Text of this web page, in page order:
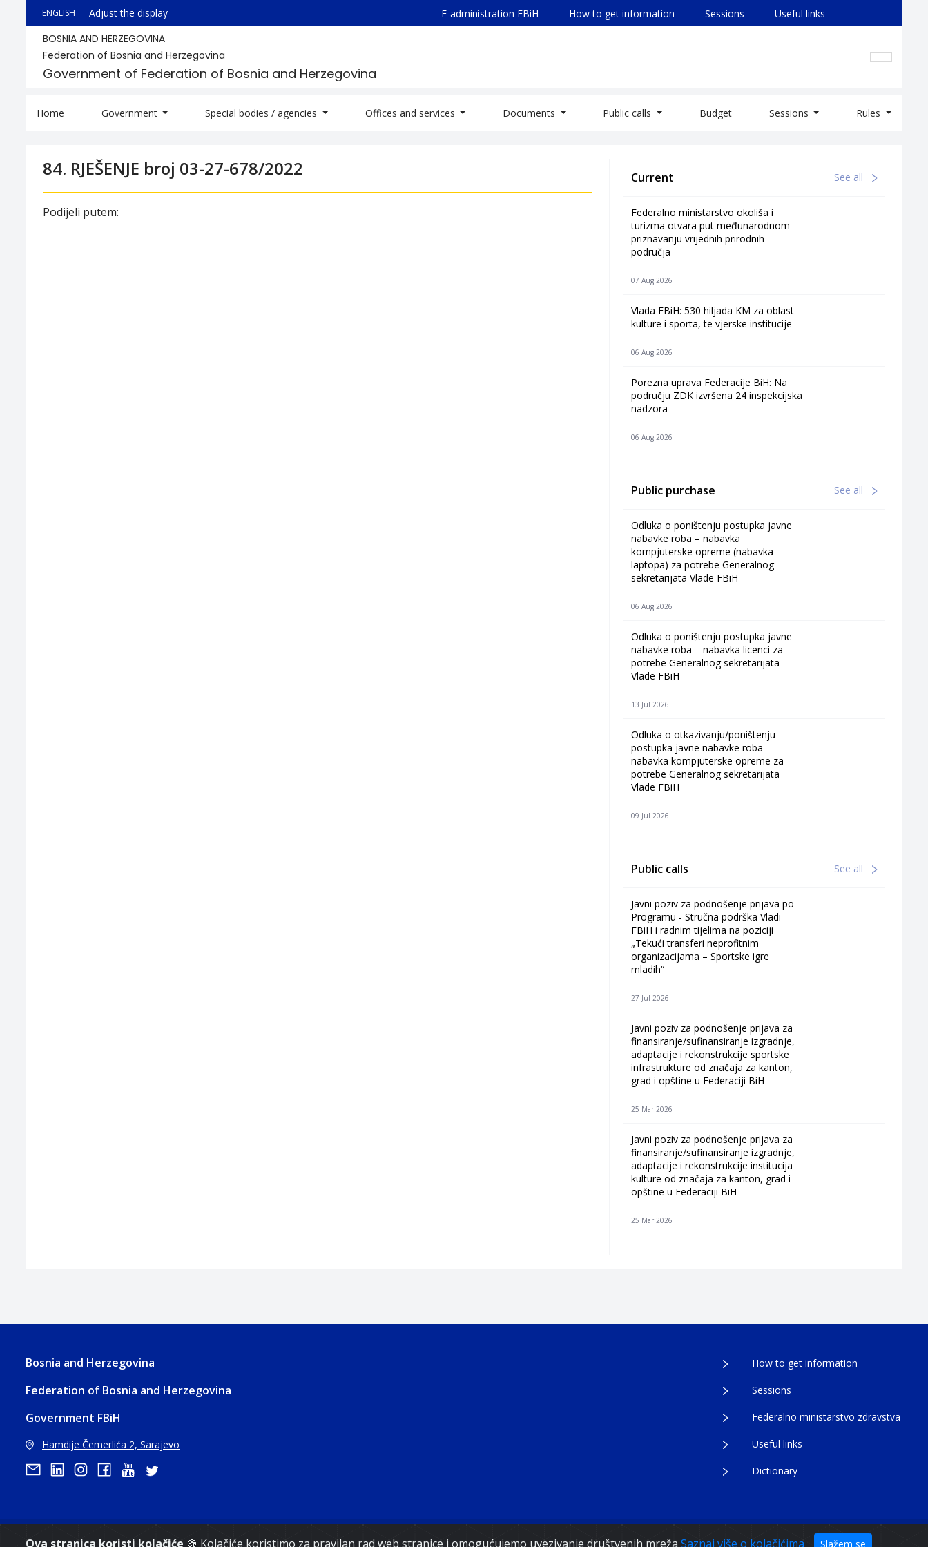
Ova stranica koristi kolačiće 🍪 Kolačiće koristimo za pravilan rad web stranice i omogućujemo uvezivanje društvenih mreža Saznaj više o kolačićima Slažem se
ENGLISH Adjust the display E-administration FBiH How to get information Sessions Useful links
BOSNIA AND HERZEGOVINA
Federation of Bosnia and Herzegovina
Government of Federation of Bosnia and Herzegovina
Home Government Special bodies / agencies Offices and services Documents Public calls Budget Sessions Rules
84. RJEŠENJE broj 03-27-678/2022
Podijeli putem:
Current See all
Federalno ministarstvo okoliša i
turizma otvara put međunarodnom
priznavanju vrijednih prirodnih
područja
07 Aug 2026
Vlada FBiH: 530 hiljada KM za oblast
kulture i sporta, te vjerske institucije
06 Aug 2026
Porezna uprava Federacije BiH: Na
području ZDK izvršena 24 inspekcijska
nadzora
06 Aug 2026
Public purchase See all
Odluka o poništenju postupka javne
nabavke roba – nabavka
kompjuterske opreme (nabavka
laptopa) za potrebe Generalnog
sekretarijata Vlade FBiH
06 Aug 2026
Odluka o poništenju postupka javne
nabavke roba – nabavka licenci za
potrebe Generalnog sekretarijata
Vlade FBiH
13 Jul 2026
Odluka o otkazivanju/poništenju
postupka javne nabavke roba –
nabavka kompjuterske opreme za
potrebe Generalnog sekretarijata
Vlade FBiH
09 Jul 2026
Public calls See all
Javni poziv za podnošenje prijava po
Programu - Stručna podrška Vladi
FBiH i radnim tijelima na poziciji
„Tekući transferi neprofitnim
organizacijama – Sportske igre
mladih“
27 Jul 2026
Javni poziv za podnošenje prijava za
finansiranje/sufinansiranje izgradnje,
adaptacije i rekonstrukcije sportske
infrastrukture od značaja za kanton,
grad i opštine u Federaciji BiH
25 Mar 2026
Javni poziv za podnošenje prijava za
finansiranje/sufinansiranje izgradnje,
adaptacije i rekonstrukcije institucija
kulture od značaja za kanton, grad i
opštine u Federaciji BiH
25 Mar 2026
Bosnia and Herzegovina
Federation of Bosnia and Herzegovina
Government FBiH
Hamdije Čemerlića 2, Sarajevo
How to get information
Sessions
Federalno ministarstvo zdravstva
Useful links
Dictionary
Copyright 2021. Government of Federation of Bosnia and Herzegovina